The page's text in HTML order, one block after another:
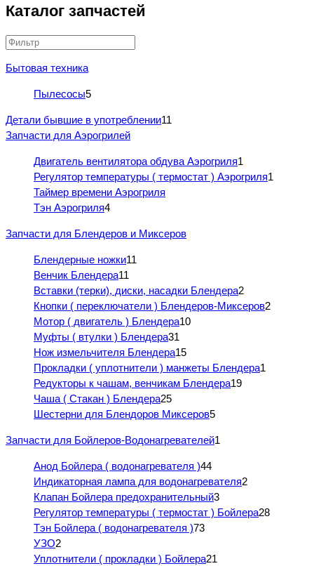
Каталог запчастей
Бытовая техника
Пылесосы5
Детали бывшие в употреблении11
Запчасти для Аэрогрилей
Двигатель вентилятора обдува Аэрогриля1
Регулятор температуры ( термостат ) Аэрогриля1
Таймер времени Аэрогриля
Тэн Аэрогриля4
Запчасти для Блендеров и Миксеров
Блендерные ножки11
Венчик Блендера11
Вставки (терки), диски, насадки Блендера2
Кнопки ( переключатели ) Блендеров-Миксеров2
Мотор ( двигатель ) Блендера10
Муфты ( втулки ) Блендера31
Нож измельчителя Блендера15
Прокладки ( уплотнители ) манжеты Блендера1
Редукторы к чашам, венчикам Блендера19
Чаша ( Стакан ) Блендера25
Шестерни для Блендоров Миксеров5
Запчасти для Бойлеров-Водонагревателей1
Анод Бойлера ( водонагревателя )44
Индикаторная лампа для водонагревателя2
Клапан Бойлера предохранительный3
Регулятор температуры ( термостат ) Бойлера28
Тэн Бойлера ( водонагревателя )73
УЗО2
Уплотнители ( прокладки ) Бойлера21